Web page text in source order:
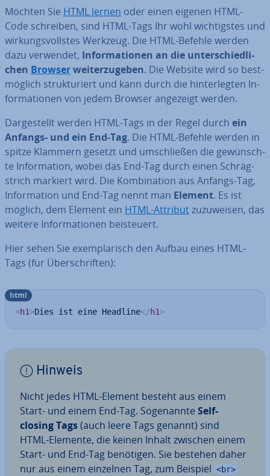
Möchten Sie HTML lernen oder einen eigenen HTML-
Code schreiben, sind HTML-Tags Ihr wohl wich­tigs­tes und
wir­kungs­volls­tes Werkzeug. Die HTML-Befehle werden
dazu verwendet, In­for­ma­tio­nen an die un­ter­schied­li­
chen Browserwei­ter­zu­ge­ben. Die Website wird so best­
mög­lich struk­tu­riert und kann durch die hin­ter­leg­ten In­
for­ma­tio­nen von jedem Browser angezeigt werden.
Dar­ge­stellt werden HTML-Tags in der Regel durch ein
Anfangs- und ein End-Tag. Die HTML-Befehle werden in
spitze Klammern gesetzt und um­schlie­ßen die ge­wünsch­
te In­for­ma­ti­on, wobei das End-Tag durch einen Schräg­
strich markiert wird. Die Kom­bi­na­ti­on aus Anfangs-Tag,
In­for­ma­ti­on und End-Tag nennt man Element. Es ist
möglich, dem Element ein HTML-Attributzu­zu­wei­sen, das
weitere In­for­ma­tio­nen bei­steu­ert.
Hier sehen Sie ex­em­pla­risch den Aufbau eines HTML-
Tags (für Über­schrif­ten):
<h1>Dies ist eine Headline</h1>
html
Hinweis
Nicht jedes HTML-Element besteht aus einem
Start- und einem End-Tag. So­ge­nann­te Self-
closing Tags(auch leere Tags genannt) sind
HTML-Elemente, die keinen Inhalt zwischen einem
Start- und End-Tag benötigen. Sie bestehen daher
nur aus einem einzelnen Tag, zum Beispiel <br>